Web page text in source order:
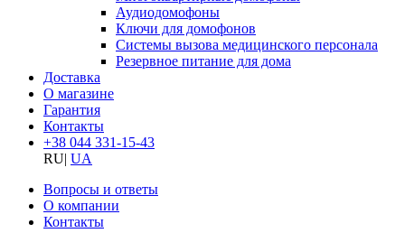
Аудиодомофоны
Ключи для домофонов
Системы вызова медицинского персонала
Резервное питание для дома
Доставка
О магазине
Гарантия
Контакты
+38 044 331-15-43
RU| UA
Вопросы и ответы
О компании
Контакты